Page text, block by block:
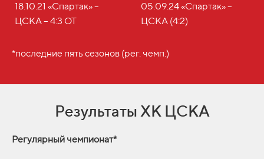
18.10.21 «Спартак» –
ЦСКА – 4:3 ОТ
05.09.24 «Спартак» –
ЦСКА (4:2)
*последние пять сезонов (рег. чемп.)
Результаты ХК ЦСКА
Регулярный чемпионат*